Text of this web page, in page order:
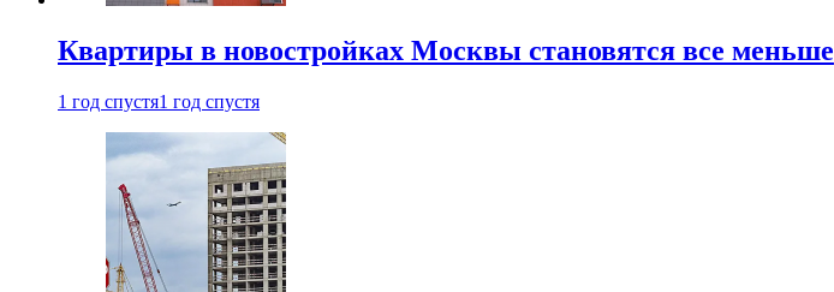
Квартиры в новостройках Москвы становятся все меньше
1 год спустя1 год спустя